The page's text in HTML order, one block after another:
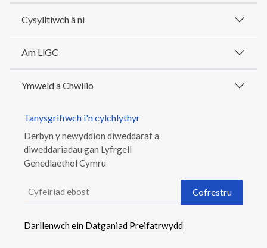
Cysylltiwch â ni
Am LlGC
Ymweld a Chwilio
Tanysgrifiwch i'n cylchlythyr
Derbyn y newyddion diweddaraf a
diweddariadau gan Lyfrgell
Genedlaethol Cymru
Cofrestru
Darllenwch ein Datganiad Preifatrwydd